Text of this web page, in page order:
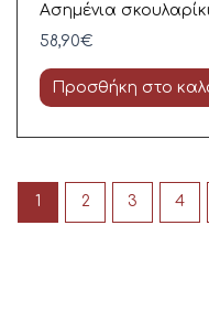
Ασημένια
58,90€
Προσθήκη στο
1 2 3 4